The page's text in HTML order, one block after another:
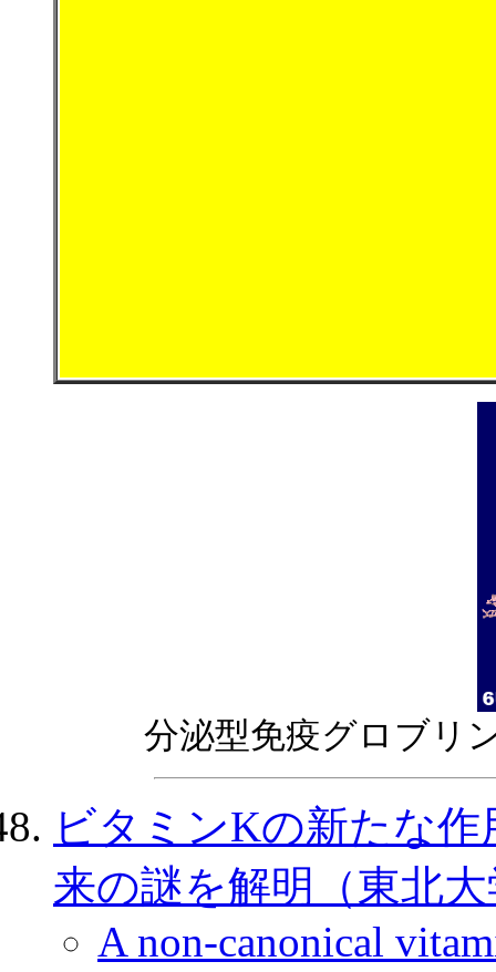
分泌型免疫グロブリ
ビタミンKの新たな
来の謎を解明（東北大
A non-canonical